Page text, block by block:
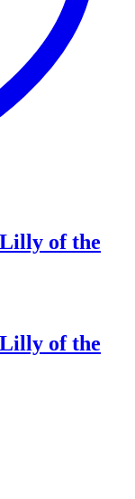
of the
of the